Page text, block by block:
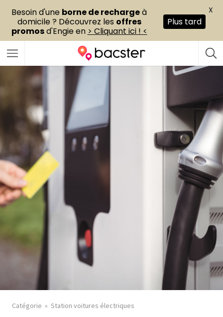
Catégorie Station voitures électriques
Besoin d'une borne de rechargeà
domicile ? Découvrez les offres
promosd'Engie en > Cliquant ici ! <
Plus tard
X